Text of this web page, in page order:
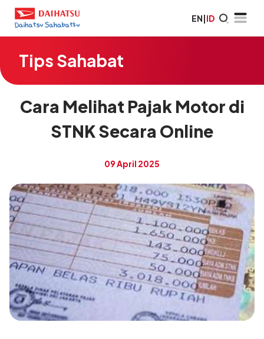
EN|ID
Tips Sahabat
Cara Melihat Pajak Motor di
STNK Secara Online
09 April 2025